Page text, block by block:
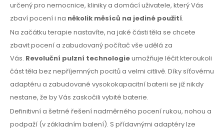
určený pro nemocnice, kliniky a domácí uživatele, který Vás
zbaví pocení i na několik měsíců na jediné použití.
Na začátku terapie nastavíte, na jaké části těla se chcete
zbavit pocení a zabudovaný počítač vše udělá za
Vás. Revoluční pulzní technologieumožňuje léčit kteroukoli
část těla bez nepříjemných pocitů a velmi citlivě. Díky síťovému
adaptéru a zabudované vysokokapacitní baterii se již nikdy
nestane, že by Vás zaskočili vybité baterie.
Definitivní a šetrné řešení nadměrného pocení rukou, nohou a
podpaží (v základním balení). S přídavnými adaptéry lze